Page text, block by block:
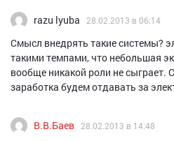
razu lyuba 28.02.2013 в 06:14
Смысл внедрять такие системы?
такими темпами, что небольшая
вообще никакой роли не сыграет.
заработка будем отдавать за
В.В.Баев
28.02.2013 в 14:48